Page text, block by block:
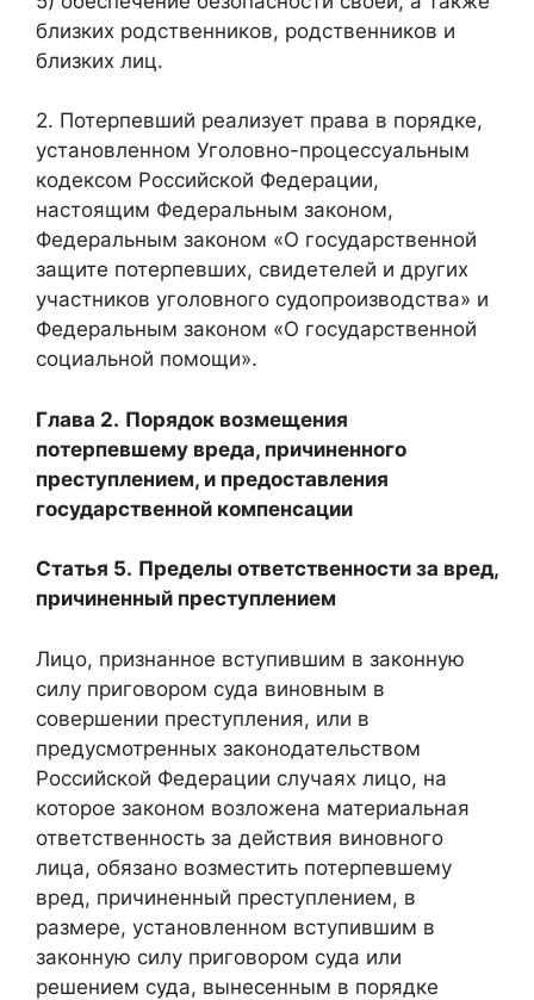
близких родственников, родственников и
близких лиц.
2. Потерпевший реализует права в порядке,
установленном Уголовно-процессуальным
кодексом Российской Федерации,
настоящим Федеральным законом,
Федеральным законом «О государственной
защите потерпевших, свидетелей и других
участников уголовного судопроизводства» и
Федеральным законом «О государственной
социальной помощи».
Глава 2. Порядок возмещения
потерпевшему вреда, причиненного
преступлением, и предоставления
государственной компенсации
Статья 5. Пределы ответственности за вред,
причиненный преступлением
Лицо, признанное вступившим в законную
силу приговором суда виновным в
совершении преступления, или в
предусмотренных законодательством
Российской Федерации случаях лицо, на
которое законом возложена материальная
ответственность за действия виновного
лица, обязано возместить потерпевшему
вред, причиненный преступлением, в
размере, установленном вступившим в
законную силу приговором суда или
решением суда, вынесенным в порядке